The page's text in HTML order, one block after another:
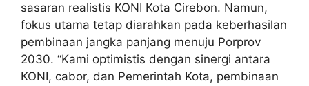
sasaran realistis KONI Kota Cirebon. Namun,
fokus utama tetap diarahkan pada keberhasilan
pembinaan jangka panjang menuju Porprov
2030. “Kami optimistis dengan sinergi antara
KONI, cabor, dan Pemerintah Kota, pembinaan